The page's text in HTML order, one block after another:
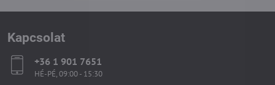
Kapcsolat
+36 1 901 7651
HÉ-PÉ, 09:00 - 15:30